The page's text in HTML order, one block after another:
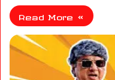
Read More »